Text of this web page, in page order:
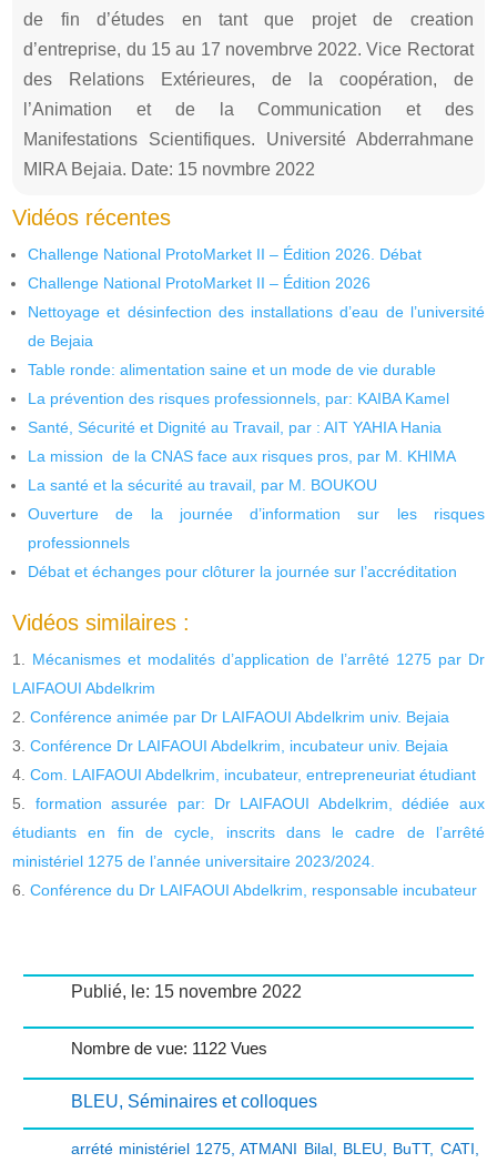
de fin d’études en tant que projet de creation
d’entreprise, du 15 au 17 novembrve 2022. Vice Rectorat
des Relations Extérieures, de la coopération, de
l’Animation et de la Communication et des
Manifestations Scientifiques. Université Abderrahmane
MIRA Bejaia. Date: 15 novmbre 2022
Vidéos récentes
Challenge National ProtoMarket II – Édition 2026. Débat
Challenge National ProtoMarket II – Édition 2026
Nettoyage et désinfection des installations d’eau de l’université
de Bejaia
Table ronde: alimentation saine et un mode de vie durable
La prévention des risques professionnels, par: KAIBA Kamel
Santé, Sécurité et Dignité au Travail, par : AIT YAHIA Hania
La mission de la CNAS face aux risques pros, par M. KHIMA
La santé et la sécurité au travail, par M. BOUKOU
Ouverture de la journée d’information sur les risques
professionnels
Débat et échanges pour clôturer la journée sur l’accréditation
Vidéos similaires :
Mécanismes et modalités d’application de l’arrêté 1275 par Dr
LAIFAOUI Abdelkrim
Conférence animée par Dr LAIFAOUI Abdelkrim univ. Bejaia
Conférence Dr LAIFAOUI Abdelkrim, incubateur univ. Bejaia
Com. LAIFAOUI Abdelkrim, incubateur, entrepreneuriat étudiant
formation assurée par: Dr LAIFAOUI Abdelkrim, dédiée aux
étudiants en fin de cycle, inscrits dans le cadre de l’arrêté
ministériel 1275 de l’année universitaire 2023/2024.
Conférence du Dr LAIFAOUI Abdelkrim, responsable incubateur
Publié, le: 15 novembre 2022
Nombre de vue: 1122 Vues
BLEU, Séminaires et colloques
arrété ministériel 1275 ,ATMANI Bilal, BLEU BuTT, CATI